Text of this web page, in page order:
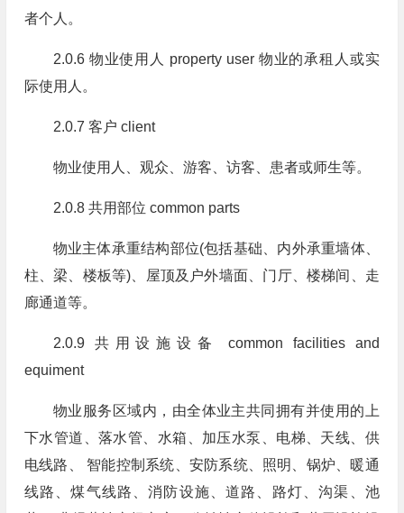
者个人。
2.0.6 物业使用人 property user 物业的承租人或实
际使用人。
2.0.7 客户 client
物业使用人、观众、游客、访客、患者或师生等。
2.0.8 共用部位 common parts
物业主体承重结构部位(包括基础、内外承重墙体、
柱、梁、楼板等)、屋顶及户外墙面、门厅、楼梯间、走
廊通道等。
2.0.9 共用设施设备 common facilities and
equiment
物业服务区域内，由全体业主共同拥有并使用的上
下水管道、落水管、水箱、加压水泵、电梯、天线、供
电线路、 智能控制系统、安防系统、照明、锅炉、暖通
线路、煤气线路、消防设施、道路、路灯、沟渠、池